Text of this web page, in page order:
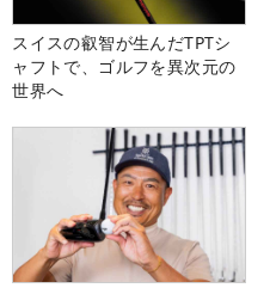
スイスの叡智が生んだTPTシ
ャフトで、ゴルフを異次元の
世界へ